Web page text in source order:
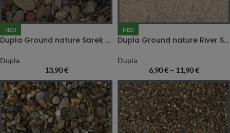
NEU
Dupla Ground nature Sarek Gravel
Dupla
13,90€
NEU
Dupla Ground nature River Sand
Dupla
6,90€– 11,90€